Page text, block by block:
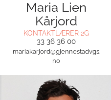
Maria Lien
Kårjord
KONTAKTLÆRER 2G
33 36 36 00
mariakarjord@gjennestadvgs.
no